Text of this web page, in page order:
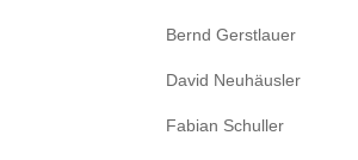
Bernd Gerstlauer
David Neuhäusler
Fabian Schuller